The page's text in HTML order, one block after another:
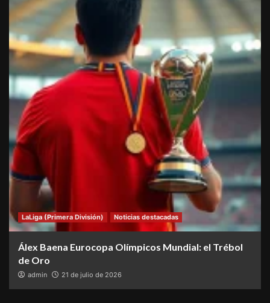
LaLiga (Primera División) Noticias destacadas
Álex Baena Eurocopa Olímpicos Mundial: el Trébol
de Oro
admin 21 de julio de 2026